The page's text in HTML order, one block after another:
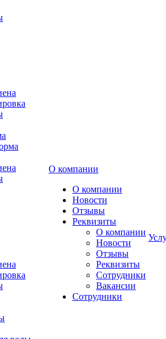
О компании
О компании
Новости
Отзывы
Реквизиты
О компании
Новости
Отзывы
Реквизиты
Сотрудники
Вакансии
Сотрудники